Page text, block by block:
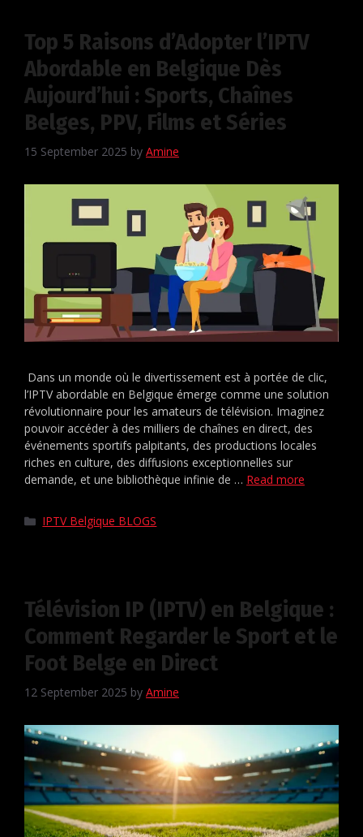
Top 5 Raisons d’Adopter l’IPTV
Abordable en Belgique Dès
Aujourd’hui : Sports, Chaînes
Belges, PPV, Films et Séries
15 September 2025 by Amine
Dans un monde où le divertissement est à portée de clic,
l’IPTV abordable en Belgique émerge comme une solution
révolutionnaire pour les amateurs de télévision. Imaginez
pouvoir accéder à des milliers de chaînes en direct, des
événements sportifs palpitants, des productions locales
riches en culture, des diffusions exceptionnelles sur
demande, et une bibliothèque infinie de … Read more
IPTV Belgique BLOGS
Télévision IP (IPTV) en Belgique :
Comment Regarder le Sport et le
Foot Belge en Direct
12 September 2025 by Amine